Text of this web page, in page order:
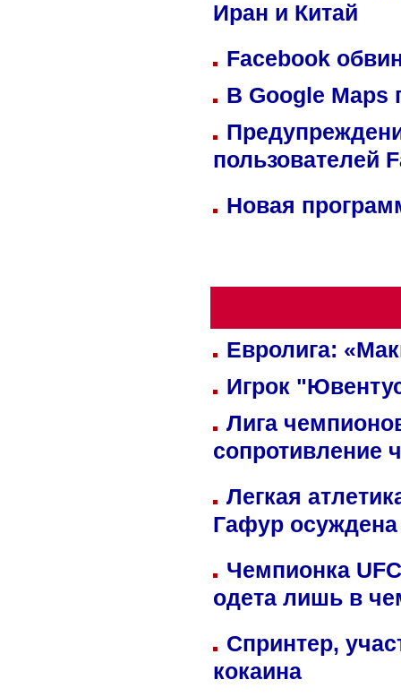
Иран и Китай
Facebook
В Google Maps
пользователей
Новая
Евролига:
Игрок
Лига
сопротивление
Легкая
Гафур осуждена
Чемпионка
одета лишь в
Спринтер,
кокаина